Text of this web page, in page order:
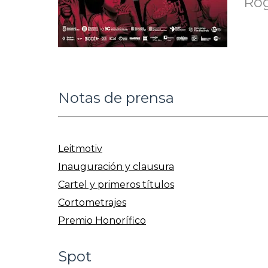
Notas de prensa
Leitmotiv
Inauguración y clausura
Cartel y primeros títulos
Cortometrajes
Premio Honorífico
Spot